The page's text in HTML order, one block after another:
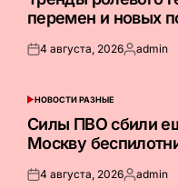
перемен и новых
Опубликовано
4 августа, 2026Запись
admin
ОПУБЛИКОВАНО
В
НОВОСТИ РАЗНЫЕ
Силы ПВО сбили
Москву
Опубликовано
4 августа, 2026Запись
admin